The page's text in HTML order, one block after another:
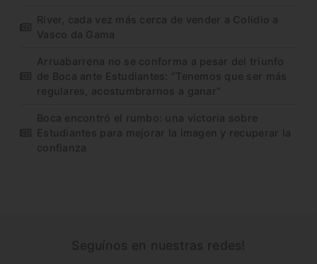
River, cada vez más cerca de vender a Colidio a
Vasco da Gama
Arruabarrena no se conforma a pesar del triunfo
de Boca ante Estudiantes: “Tenemos que ser más
regulares, acostumbrarnos a ganar”
Boca encontró el rumbo: una victoria sobre
Estudiantes para mejorar la imagen y recuperar la
confianza